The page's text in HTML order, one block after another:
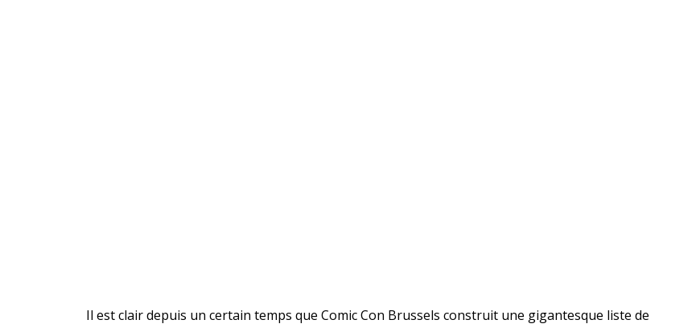
Il est clair depuis un certain temps que Comic Con Brussels construit une gigantesque liste de